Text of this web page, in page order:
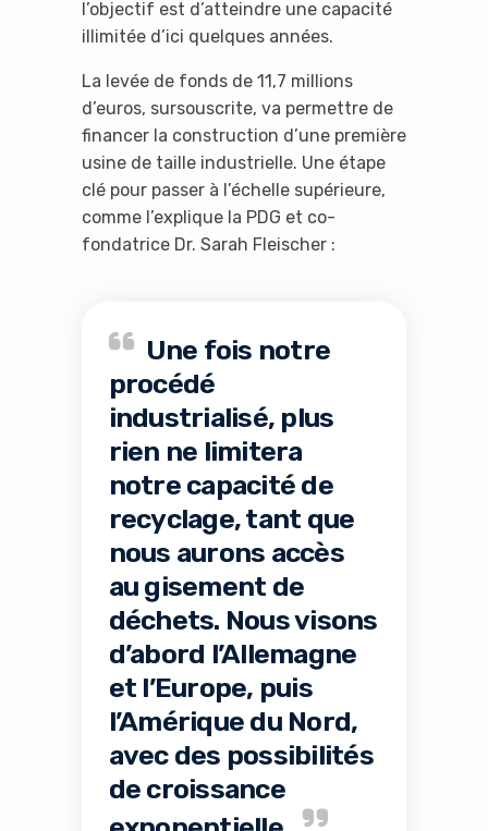
l’objectif est d’atteindre une capacité
illimitée d’ici quelques années.
La levée de fonds de 11,7 millions
d’euros, sursouscrite, va permettre de
financer la construction d’une première
usine de taille industrielle. Une étape
clé pour passer à l’échelle supérieure,
comme l’explique la PDG et co-
fondatrice Dr. Sarah Fleischer :
Une fois notre
procédé
industrialisé, plus
rien ne limitera
notre capacité de
recyclage, tant que
nous aurons accès
au gisement de
déchets. Nous visons
d’abord l’Allemagne
et l’Europe, puis
l’Amérique du Nord,
avec des possibilités
de croissance